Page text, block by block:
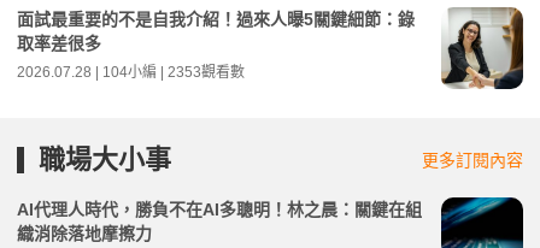
面試最重要的不是自我介紹！過來人曝5關鍵細節：錄
取率差很多
2026.07.28 | 104小編 | 2353觀看數
職場大小事 更多訂閱內容
AI代理人時代，勝負不在AI多聰明！林之晨：關鍵在組
織消除落地摩擦力